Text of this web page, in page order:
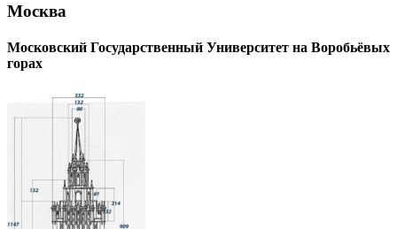
Москва
Московский Государственный Университет на Воробьёвых
горах